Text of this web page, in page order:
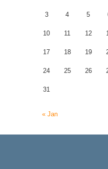
3 4 5
10 11 12
17 18 19
24 25 26
31
« Jan